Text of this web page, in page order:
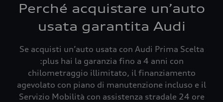
Perché acquistare un’auto
usata garantita Audi
Se acquisti un’auto usata con Audi Prima Scelta
:plus hai la garanzia fino a 4 anni con
chilometraggio illimitato, il finanziamento
agevolato con piano di manutenzione incluso e il
Servizio Mobilità con assistenza stradale 24 ore